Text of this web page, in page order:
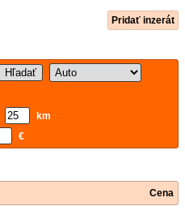
Pridať inzerát
km
€
Cena